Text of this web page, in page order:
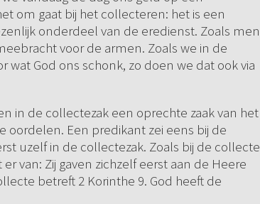
om gaat bij het collecteren: het is een
onderdeel van de eredienst. Zoals men
voor de armen. Zoals we in de
God ons schonk, zo doen we dat ook via
in de collectezak een oprechte zaak van het
oordelen. Een predikant zei eens bij de
uzelf in de collectezak. Zoals bij de collecte
van: Zij gaven zichzelf eerst aan de Heere
betreft 2 Korinthe 9. God heeft de